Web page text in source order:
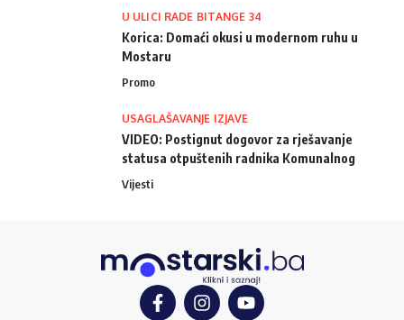
U ULICI RADE BITANGE 34
Korica: Domaći okusi u modernom ruhu u
Mostaru
Promo
USAGLAŠAVANJE IZJAVE
VIDEO: Postignut dogovor za rješavanje
statusa otpuštenih radnika Komunalnog
Vijesti